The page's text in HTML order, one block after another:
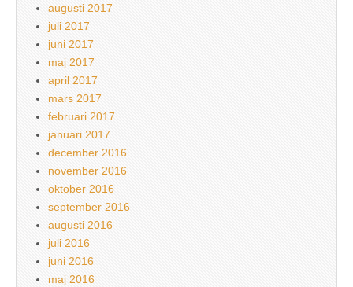
augusti 2017
juli 2017
juni 2017
maj 2017
april 2017
mars 2017
februari 2017
januari 2017
december 2016
november 2016
oktober 2016
september 2016
augusti 2016
juli 2016
juni 2016
maj 2016